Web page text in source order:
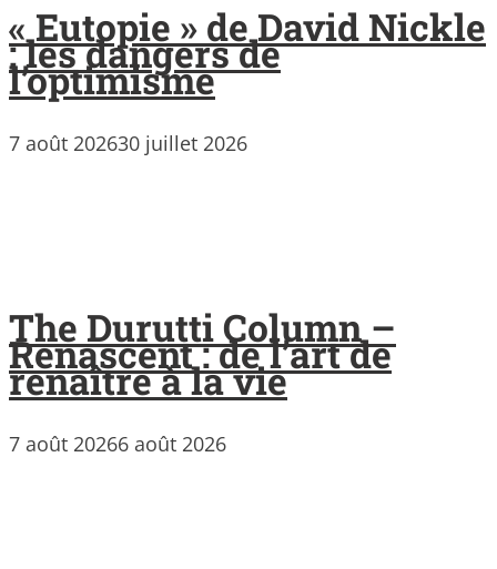
« Eutopie » de David Nickle
: les dangers de
l’optimisme
7 août 202630 juillet 2026
The Durutti Column –
Renascent : de l’art de
renaître à la vie
7 août 20266 août 2026